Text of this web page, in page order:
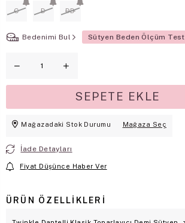
C D DD
Bedenimi Bul Sütyen Beden Ölçüm
Mağazadaki Stok Durumu Mağaza Seç
İade Detayları
Fiyat Düşünce Haber Ver
ÜRÜN ÖZELLIKLERI